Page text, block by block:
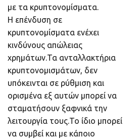
με τα κρυπτονομίσματα.
Η επένδυση σε
κρυπτονομίσματα ενέχει
κινδύνους απώλειας
χρημάτων.Τα ανταλλακτήρια
κρυπτονομισμάτων, δεν
υπόκεινται σε ρύθμιση και
ορισμένα εξ αυτών μπορεί να
σταματήσουν ξαφνικά την
λειτουργία τους.Το ίδιο μπορεί
να συμβεί και με κάποιο